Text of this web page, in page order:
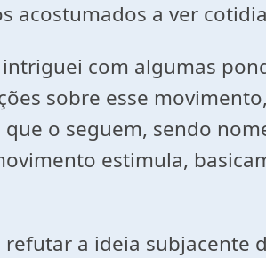
acostumados a ver
com algumas
sobre esse
o seguem, sendo
estimula,
a ideia subjacente